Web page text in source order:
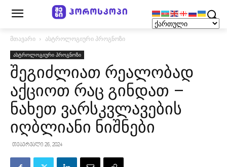
მთავარი ასტროლოგიური პროგნოზი
ასტროლოგიური პროგნოზი
შეგიძლიათ რეალობად
აქციოთ რაც გინდათ –
ნახეთ ვარსკვლავების
იღბლიანი ნიშნები
თებერვალი 26, 2024